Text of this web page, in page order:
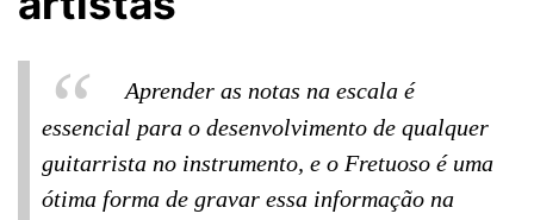
Aprender as notas na escala é
essencial para o desenvolvimento de qualquer
guitarrista no instrumento, e o Fretuoso é uma
ótima forma de gravar essa informação na